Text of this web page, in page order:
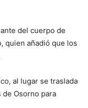
del cuerpo de
quien añadió que los
al lugar se traslada
de Osorno para